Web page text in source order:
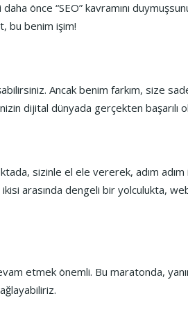
önce “SEO” kavramını
bu benim işim!
Ancak benim farkım, size
dijital dünyada gerçekten başarılı
sizinle el ele vererek, adım
arasında dengeli bir yolculukta,
etmek önemli. Bu maratonda,